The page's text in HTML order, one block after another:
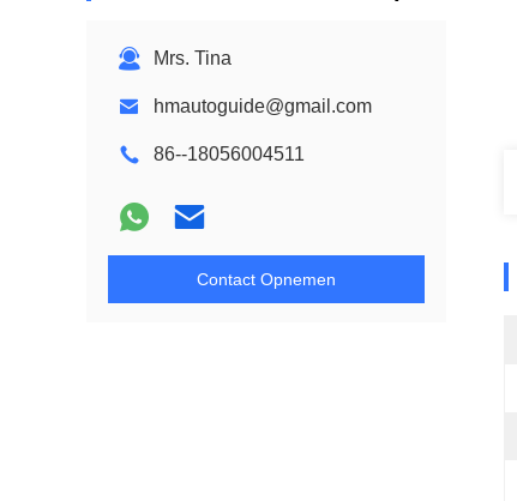
Mrs. Tina
hmautoguide@gmail.com
86--18056004511
Contact Opnemen